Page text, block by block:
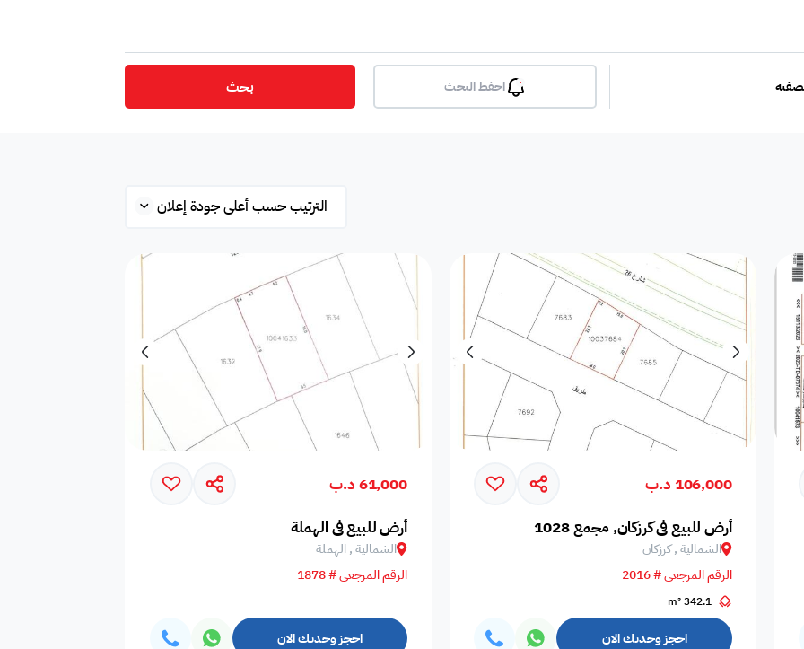
أرض استثمارية فيلا دور فيلا شقة فيلا شقتين محطة بانزين
معرض / محل مبنى تجاري مفروشة جزئي غير مفروشة
دش
احفظ البحث بحث
106,000 د.ب
أرض للبيع في كرزكان, مجمع 1028
الشمالية , كرزكان
الرقم المرجعي # 2016
342.1 m²
احجز وحدتك الان
61,000 د.ب
أرض للبيع في الهملة
الشمالية , الهملة
الرقم المرجعي # 1878
احجز وحدتك الان